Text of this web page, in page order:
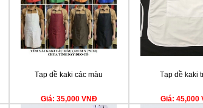
Tạp dề kaki các màu
Giá: 35,000 VNĐ
Tạp dề kaki
Giá: 45,000